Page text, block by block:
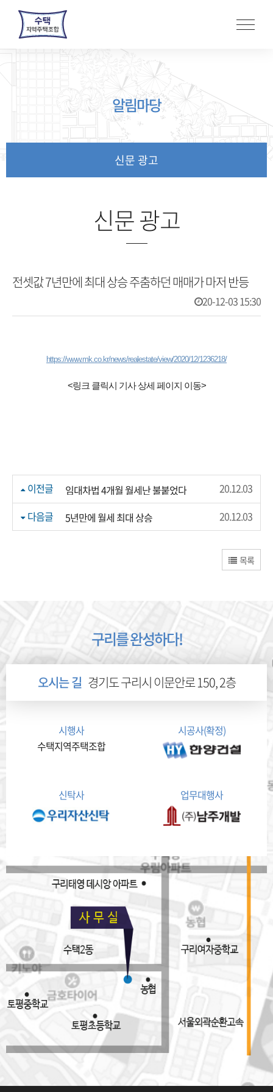
로
알림마당
신문 광고
신문 광고
전셋값 7년만에 최대 상승 주춤하던 매매가 마저 반등
20-12-03 15:30
https://www.mk.co.kr/news/realestate/view/2020/12/1236218/
<링크 클릭시 기사 상세 페이지 이동>
이전글 임대차법 4개월 월세난 불붙었다
20.12.03
다음글
5년만에 월세 최대 상승 20.12.03
목록
구리를 완성하다!
오시는 길 경기도 구리시 이문안로 150, 2층
시행사
수택지역주택조합
시공사(확정)
신탁사 업무대행사